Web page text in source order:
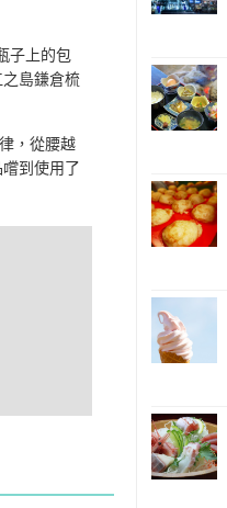
子上的包
島鎌倉梳
，從腰越
到使用了